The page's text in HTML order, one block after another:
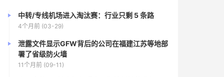
中转/专线机场进入淘汰赛：行业只剩 5 条路
4个月前 (03-29)
泄露文件显示GFW背后的公司在福建江苏等地部
署了省级防火墙
11个月前 (09-11)